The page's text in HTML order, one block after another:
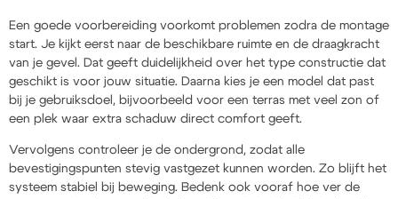
Een goede voorbereiding voorkomt problemen zodra de montage
start. Je kijkt eerst naar de beschikbare ruimte en de draagkracht
van je gevel. Dat geeft duidelijkheid over het type constructie dat
geschikt is voor jouw situatie. Daarna kies je een model dat past
bij je gebruiksdoel, bijvoorbeeld voor een terras met veel zon of
een plek waar extra schaduw direct comfort geeft.
Vervolgens controleer je de ondergrond, zodat alle
bevestigingspunten stevig vastgezet kunnen worden. Zo blijft het
systeem stabiel bij beweging. Bedenk ook vooraf hoe ver de